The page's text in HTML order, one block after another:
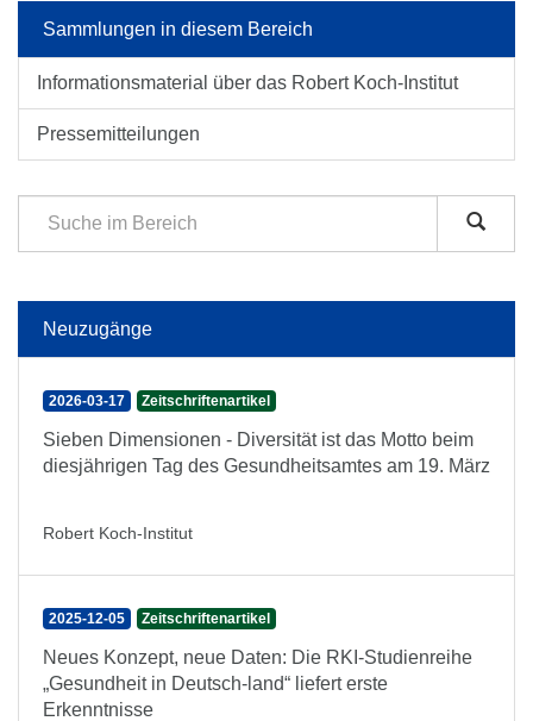
Sammlungen in diesem Bereich
Informationsmaterial über das Robert Koch-Institut
Pressemitteilungen
Neuzugänge
2026-03-17 Zeitschriftenartikel
Sieben Dimensionen - Diversität ist das Motto beim
diesjährigen Tag des Gesundheitsamtes am 19. März
Robert Koch-Institut
2025-12-05 Zeitschriftenartikel
Neues Konzept, neue Daten: Die RKI-Studienreihe
„Gesundheit in Deutsch-land“ liefert erste
Erkenntnisse